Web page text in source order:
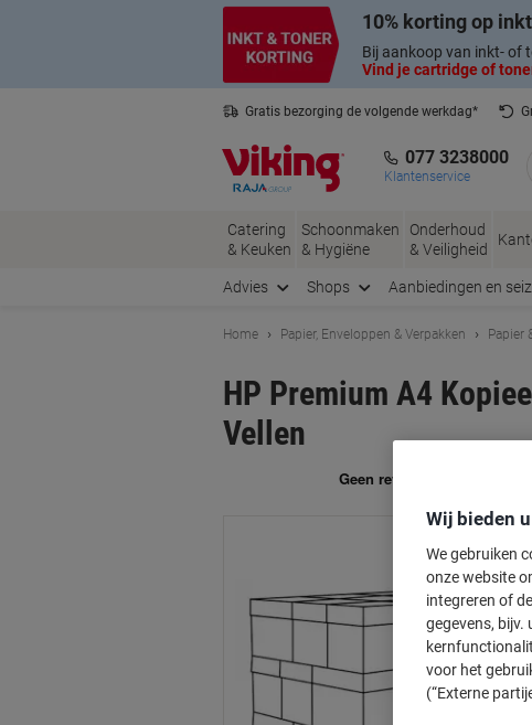
10% korting op
Bij aankoop van inkt- of
Vind je cartridge of
Gratis bezorging de volgende werkdag*
077 3238000
Klantenservice
Catering
& Keuken
Schoonmaken
& Hygiëne
Onderhoud
& Veiligheid
Advies Shops Aanbiedingen en
Home Papier, Enveloppen & Verpakken Papier
HP Premium A4
Vellen
Wij bieden
We gebruiken
onze website
integreren of
gegevens,
voor het
(“Externe